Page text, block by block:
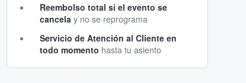
Reembolso total si el evento se
cancela y no se reprograma
Servicio de Atención al Cliente en
todo momento hasta tu asiento